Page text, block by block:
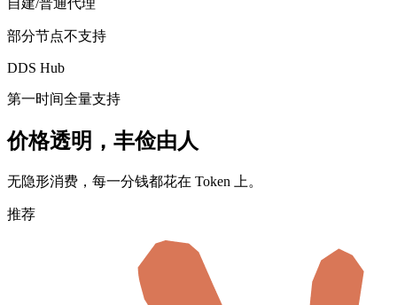
需要外币信用卡
DDS Hub
支付宝 / 微信
Claude Opus 4.6
部分节点不支持
DDS Hub
第一时间全量支持
价格透明，丰俭由人
无隐形消费，每一分钱都花在 Token 上。